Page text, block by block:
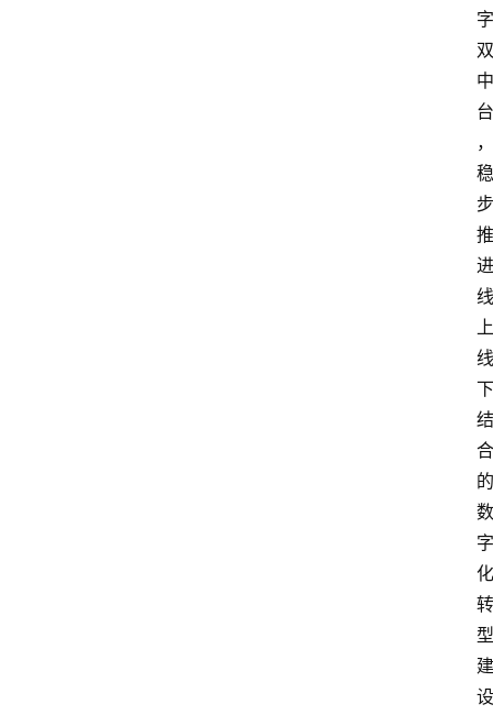
字
双
中
台
，
稳
步
推
进
线
上
线
下
结
合
的
数
字
化
转
型
建
设